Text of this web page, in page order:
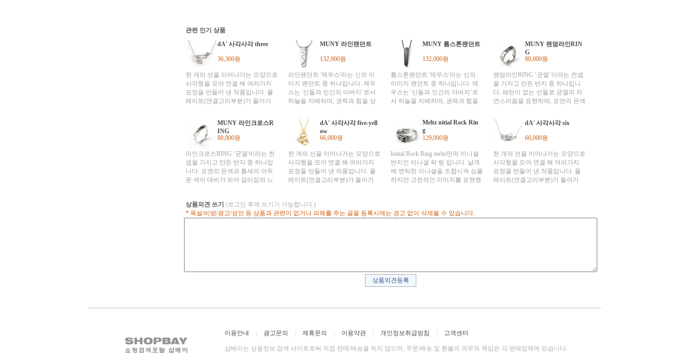
관련 인기 상품
dA' 사각사각 three
36,300원
한 개의 선을 이어나가는 모양으로
사각형을 모아 연결 해 여러가지
표정을 만들어 낸 작품입니다. 플
레이트(연결고리부분)가 돌아가
디자인으로써 다양한 연출이 가능
하게 한 작품입니다. 단순해 보이
지만 모던하고 심플한 복장에 포인
트를 주기에 충분한 사각사각 네크
레스입니다. 플레이트가 팬던트의
어느곳이든 통과하기 때문에 다양
한 패턴을 만들 수 있습니다.
MUNY 라인팬던트
132,000원
라인팬던트 '제우스'라는 신의 이
미지 팬던트 중 하나입니다. 제우
스는 '신들과 인간의 아버지’로서
하늘을 지배하며, 권력과 힘을 상
한 권력과 힘을 ‘천둥’과 ‘번개’ 의
이미지로 함께 표현하고 있습니다.
그러한것들을 모티브 삼아 '균
열'과 '구조' 라는 작가의 재해석으
로 작품에 담았습니다. Silver925/
유화가리착색 팬던트크기 : 가로
7mm 세로38.2mm /CHAIN 50cm
/10.6g
MUNY 톰스톤팬던트
132,000원
톰스톤팬던트 '제우스'라는 신의
이미지 팬던트 중 하나입니다. 제
우스는 '신들과 인간의 아버지’로
서 하늘을 지배하며, 권력과 힘을
러한 권력과 힘을 ‘천둥’과 ‘번개’
의 이미지로 함께 표현하고 있습니
다. 그러한것들을 모티브 삼아 '균
열'과 '구조' 라는 작가의 재해석으
로 작품에 담았습니다. Silver925/
유화가리착색 팬던트크기 : 가로
8.9mm 세로41.8mm /CHAIN 50cm
/10.5g
MUNY 랜덤라인RIN
G
88,000원
랜덤라인RING ‘균열’이라는 컨셉
을 가지고 만든 반지 중 하나입니
다. 패턴이 없는 선들로 균열의 자
연스러움을 표현하며, 표면의 은색
갈라짐의 느낌을 더 강조하였습니
다. 실버의 은은한 빛과 블랙 라인
의 조화로 어떤 스타일과도 어울리
누구나 착용가능한 심플한 라인의
반지로, 커플링으로도 추천해드립
니다. Silver925/유화가리착색 반지
사이즈#14~20
MUNY 라인크로스R
ING
88,000원
라인크로스RING ‘균열'이라는 컨
셉을 가지고 만든 반지 중 하나입
니다. 표면의 은색과 틈새의 어두
운 색이 대비가 되어 갈라짐의 느
정도는 십자가의 느낌을 표현하고
싶어하는 작가의 의도대로 clear하
dA' 사각사각 five-yell
ow
66,000원
한 개의 선을 이어나가는 모양으로
사각형을 모아 연결 해 여러가지
표정을 만들어 낸 작품입니다. 플
레이트(연결고리부분)가 돌아가
하게 한 작품입니다. 단순해 보이
지만 모던하고 심플한 복장에 포인
Meltz nitial Rock Rin
g
129,000원
Initial Rock Ring meltz만의 이니셜
반지인 이니셜 락 링 입니다. 날개
에 엔틱한 이니셜을 조합시켜 심플
하지만 고전적인 이미지를 표현했
로 무거운 느낌이 들지 않는 심플
가능 ***Brand story*** Meltz :
Melt(녹다)+925(스텔링실버)는 합
들다)"라고 재해석 한 Melt at 925
성으로 펼쳐보인 신감각의 Man's
Jewelry 를 전개하고 있습니다.
dA' 사각사각 six
66,000원
한 개의 선을 이어나가는 모양으로
사각형을 모아 연결 해 여러가지
표정을 만들어 낸 작품입니다. 플
레이트(연결고리부분)가 돌아가
상품의견 쓰기 (로그인 후에 쓰기가 가능합니다.)
* 욕설/비방/광고/성인 등 상품과 관련이 없거나 피해를 주는 글을 등록시에는 경고 없이 삭제될 수 있습니다.
이용안내 광고문의 제휴문의 이용약관 개인정보취급방침 고객센터
샵베이는 상품정보 검색 사이트로써 직접 판매/배송을 하지 않으며, 주문/배송 및 환불의 의무와 책임은 각 판매업체에 있습니다.